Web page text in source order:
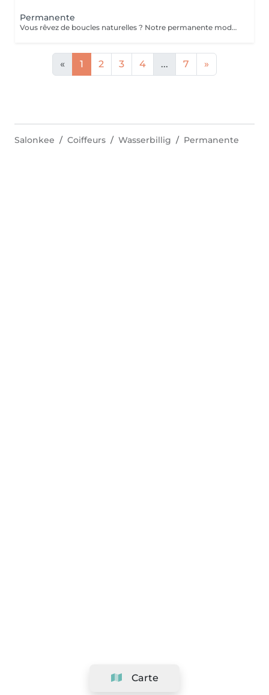
Permanente
Vous rêvez de boucles naturelles ? Notre permanente moderne crée des boucles ou ondulations durables tout en apportant texture, mouvement et volume aux cheveux. Des ondulations souples aux boucles bien définies, ce traitement transforme les cheveux plats en une coiffure dynamique et pleine de caractère, facile à coiffer au quotidien.
« 1 2 3 4 ... 7 »
Carte
Salonkee Coiffeurs Wasserbillig Permanente